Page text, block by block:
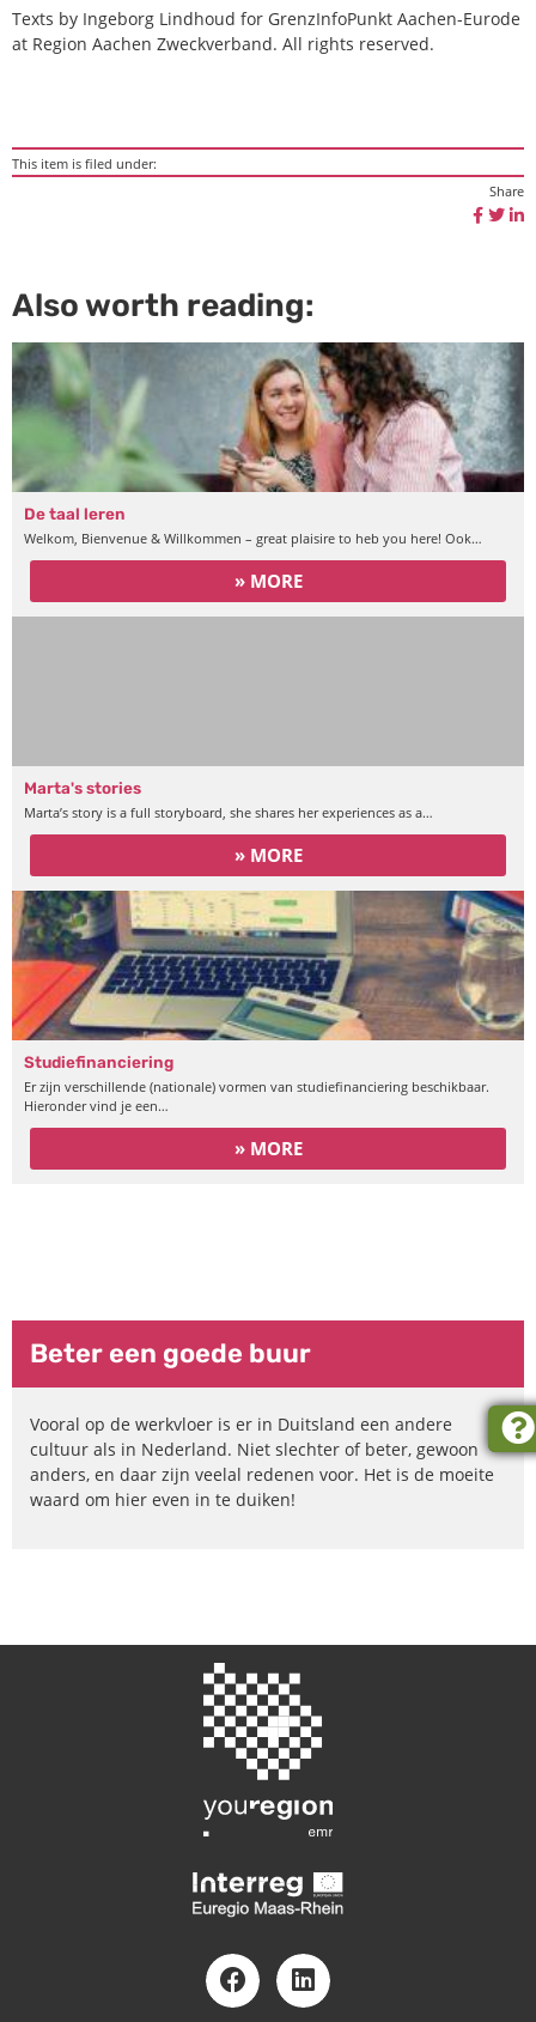
Texts by Ingeborg Lindhoud for GrenzInfoPunkt Aachen-Eurode
at Region Aachen Zweckverband. All rights reserved.
This item is filed under:
Share
Also worth reading:
De taal leren
Welkom, Bienvenue & Willkommen – great plaisire to heb you here! Ook…
» MORE
Marta's stories
Marta’s story is a full storyboard, she shares her experiences as a…
» MORE
Studiefinanciering
Er zijn verschillende (nationale) vormen van studiefinanciering beschikbaar.
Hieronder vind je een…
» MORE
Beter een goede buur
Vooral op de werkvloer is er in Duitsland een andere
cultuur als in Nederland. Niet slechter of beter, gewoon
anders, en daar zijn veelal redenen voor. Het is de moeite
waard om hier even in te duiken!